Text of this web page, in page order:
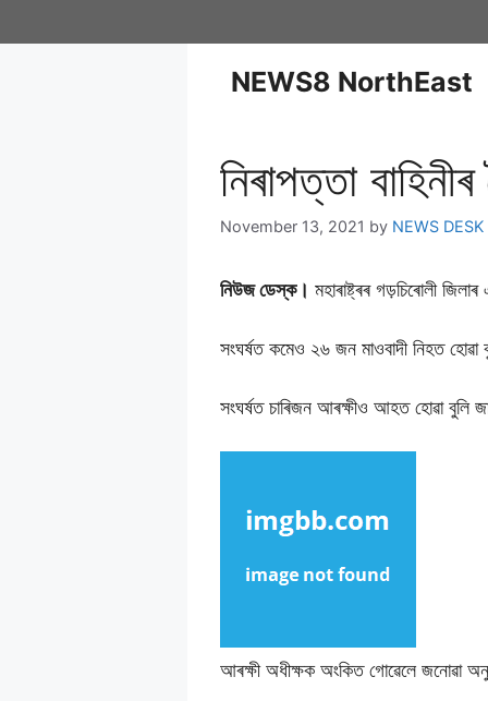
NEWS8 NorthEast
নিৰাপত্তা
November 13, 2021 by NEWS DESK
নিউজ ডেস্ক। মহাৰাষ্ট্ৰৰ গড়চিৰোলী
সংঘৰ্ষত কমেও ২৬ জন মাওবাদী নিহত হোৱা
সংঘৰ্ষত চাৰিজন আৰক্ষীও আহত হোৱা বুলি
আৰক্ষী অধীক্ষক অংকিত গোৱেলে জনোৱা